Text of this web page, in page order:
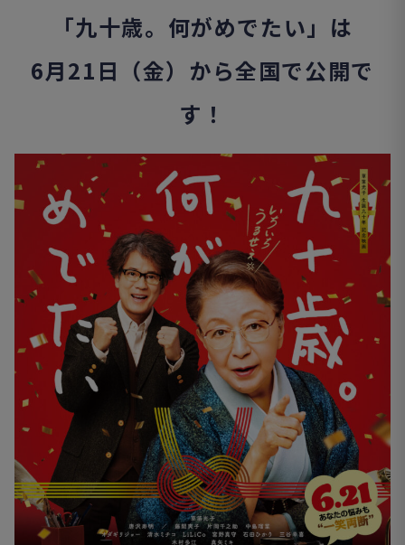
「九十歳。何がめでたい」は
6月21日（金）から全国で公開で
す！